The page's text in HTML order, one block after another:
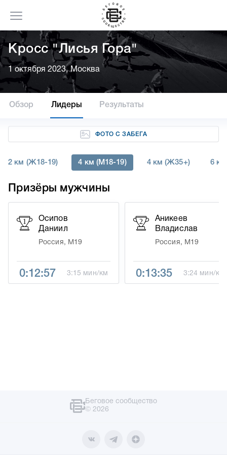
Кросс "Лисья Гора"
1 октября 2023, Москва
Обзор Лидеры Результаты
ФОТО С ЗАБЕГА
2 км (Ж18-19) 4 км (М18-19) 4 км (Ж35+) 6
Призёры мужчины
1
Осипов
Даниил
Россия, М19
0:12:57 3:15 мин/км
2
Аникеев
Владислав
Россия, М19
0:13:35 3:24 мин/км
Беговое сообщество
© 2026